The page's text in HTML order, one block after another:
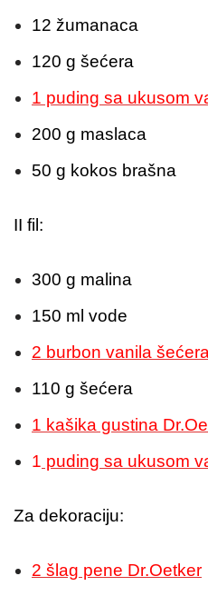
12 žumanaca
120 g šećera
1 puding sa ukusom
200 g maslaca
50 g kokos brašna
II fil:
300 g malina
150 ml vode
2 burbon vanila
110 g šećera
1 kašika gustina
1 puding sa ukusom
Za dekoraciju:
2 šlag pene Dr.Oetker